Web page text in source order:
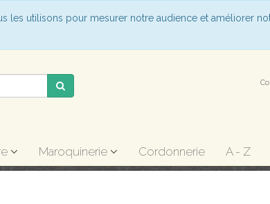
les utilisons pour mesurer notre audience et améliorer
Maroquinerie Cordonnerie A - Z